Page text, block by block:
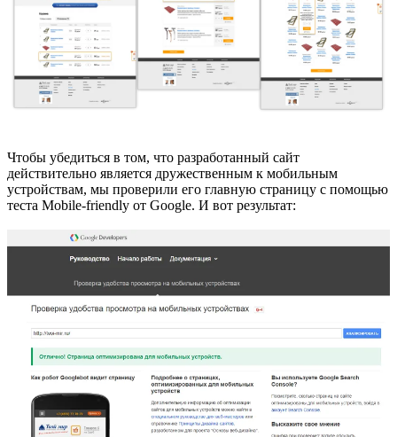
Чтобы убедиться в том, что разработанный сайт
действительно является дружественным к мобильным
устройствам, мы проверили его главную страницу с помощью
теста Mobile-friendly от Google. И вот результат: